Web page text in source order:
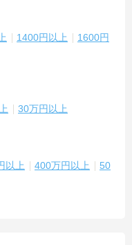
1400円以上
1600円
30万円以上
以上 400万円以上
50